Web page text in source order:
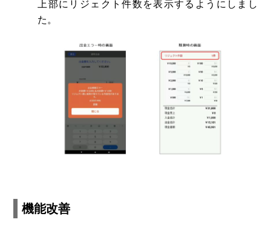
上部にリジェクト件数を表示するようにしまし
た。
機能改善